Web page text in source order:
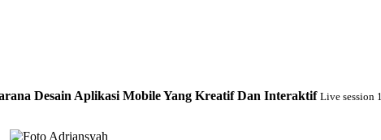
Desain Aplikasi Mobile Yang Kreatif Dan Interaktif Live session 1